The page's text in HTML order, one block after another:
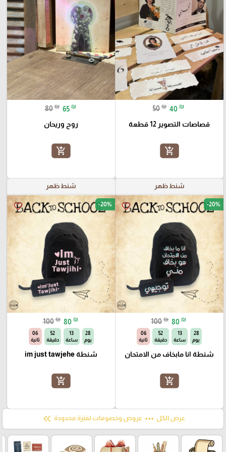
50 ₪ 40 ₪
قصاصات التصوير 12 قطعة
add_shopping_cart
80 ₪ 65 ₪
روح وريحان
add_shopping_cart
شنط ظهر
favorite_border -20%
100 ₪ 80 ₪
28
يوم
13
ساعة
52
دقيقة
05
ثانية
شنطة انا مابخاف من الامتحان
add_shopping_cart
شنط ظهر
favorite_border -20%
100 ₪ 80 ₪
28
يوم
13
ساعة
52
دقيقة
05
ثانية
شنطة im just tawjehe
add_shopping_cart
عرض الكل more_horiz عروض وخصومات لفترة محدودة keyboard_double_arrow_left